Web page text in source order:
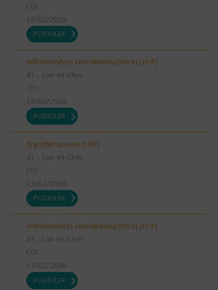
CDI
13/02/2026
POSTULER
Infirmier(ière) coordinateur(trice) (H/F)
41 - Loir-et-Cher
CDI
13/02/2026
POSTULER
Ergothérapeute (H/F)
41 - Loir-et-Cher
CDI
13/02/2026
POSTULER
Infirmier(ière) coordinateur(trice) (H/F)
41 - Loir-et-Cher
CDI
13/02/2026
POSTULER